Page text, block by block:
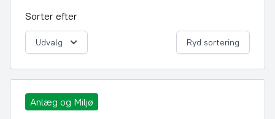
Sorter efter
Udvalg Ryd sortering
Anlæg og Miljø